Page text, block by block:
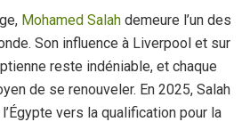
Mohamed Salah demeure l’un des
Son influence à Liverpool et sur
reste indéniable, et chaque
de se renouveler. En 2025, Salah
vers la qualification pour la